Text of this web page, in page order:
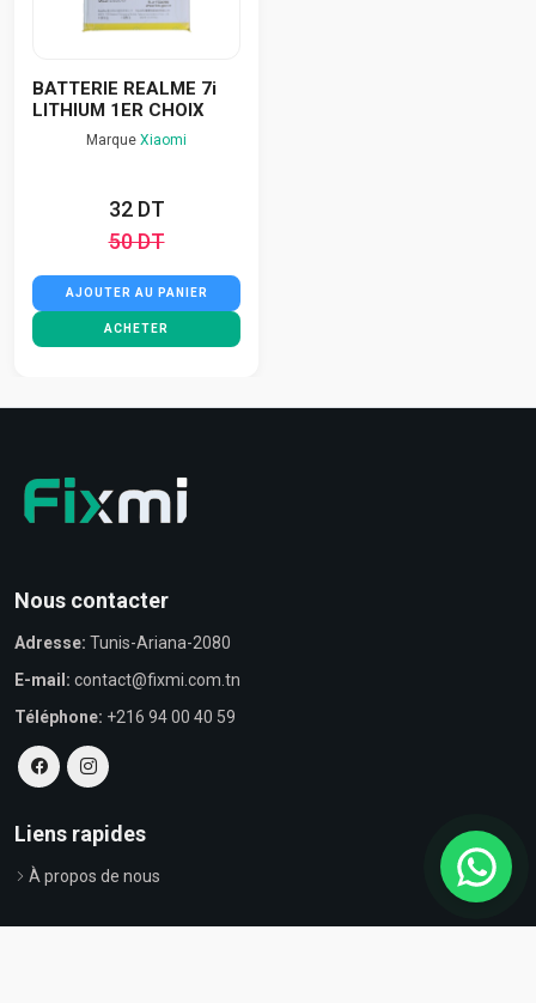
BATTERIE REALME 7i
LITHIUM 1ER CHOIX
Marque Xiaomi
32 DT
50 DT
AJOUTER AU PANIER
ACHETER
Nous contacter
Adresse: Tunis-Ariana-2080
E-mail: contact@fixmi.com.tn
Téléphone: +216 94 00 40 59
Liens rapides
À propos de nous